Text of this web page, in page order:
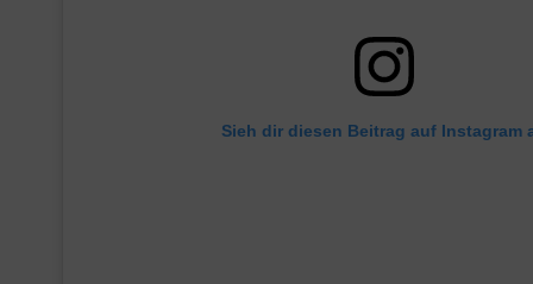
Sieh dir diesen Beitrag auf Instagram